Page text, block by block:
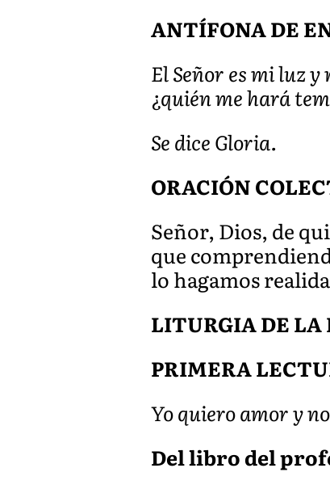
ANTÍFONA DE
El Señor es mi luz
¿quién me hará
Se dice Gloria.
ORACIÓN
Señor, Dios, de
que
lo hagamos
LITURGIA DE LA
PRIMERA
Yo quiero amor y
Del libro del